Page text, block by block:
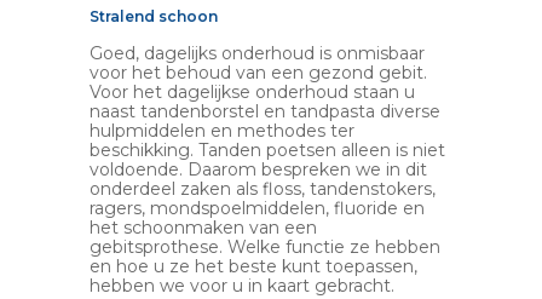
Stralend schoon
Goed, dagelijks onderhoud is onmisbaar
voor het behoud van een gezond gebit.
Voor het dagelijkse onderhoud staan u
naast tandenborstel en tandpasta diverse
hulpmiddelen en methodes ter
beschikking. Tanden poetsen alleen is niet
voldoende. Daarom bespreken we in dit
onderdeel zaken als floss, tandenstokers,
ragers, mondspoelmiddelen, fluoride en
het schoonmaken van een
gebitsprothese. Welke functie ze hebben
en hoe u ze het beste kunt toepassen,
hebben we voor u in kaart gebracht.